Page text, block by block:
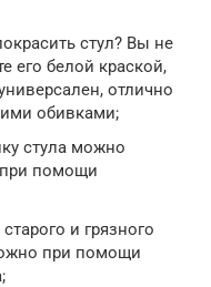
стул? Вы не
его белой краской,
отлично
обивками;
стула можно
помощи
и грязного
при помощи